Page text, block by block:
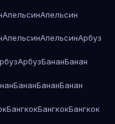
АпельсинАпельсин
АпельсинАпельсинАрбуз
АрбузБананБанан
БананБананБанан
БангкокБангкокБангкок